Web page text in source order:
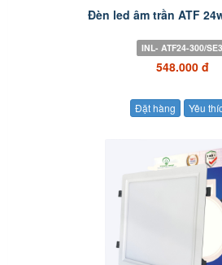
Đèn led âm trần ATF
INL- ATF24-300/SE3
548.000 đ
Đặt hàng Yêu